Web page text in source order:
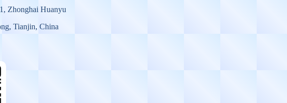
Zhonghai Huanyu
Tianjin, China